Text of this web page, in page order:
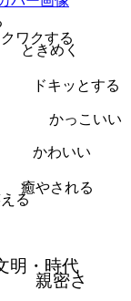
ワクする
ときめく
ドキッとする
かっこいい
かわいい
癒やされる
る
明・時代
親密さ